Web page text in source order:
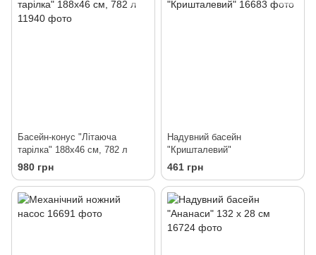
Басейн-конус "Літаюча
тарілка" 188х46 см, 782 л
980 грн
Надувний басейн
"Кришталевий"
461 грн